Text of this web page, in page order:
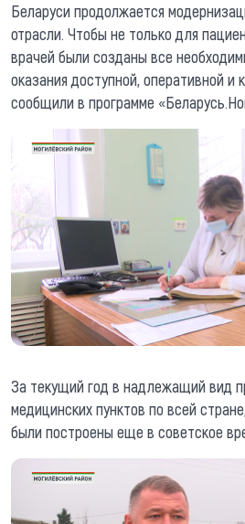
Беларуси продолжается
отрасли. Чтобы не только для
врачей были созданы все
оказания доступной, оперативной и
сообщили в программе
За текущий год в надлежащий вид
медицинских пунктов по всей
были построены еще в советское